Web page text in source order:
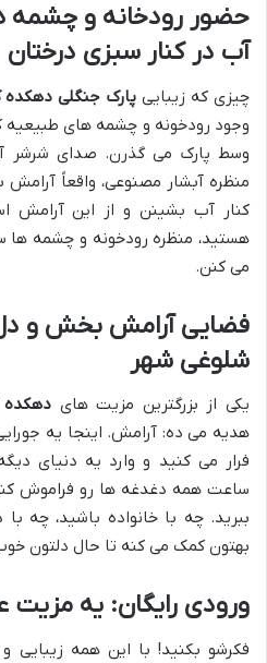
حضور رودخانه و چشمه
آب در کنار سبزی درختان
چیزی که زیبایی پارک جنگلی
وجود رودخونه و چشمه های طبیعیه
وسط پارک می گذرن. صدای شرشر
منظره آبشار مصنوعی، واقعاً
کنار آب بشینن و از این آرامش
هستید، منظره رودخونه و چشمه ها
می کنن.
فضایی آرامش بخش و دل
شلوغی شهر
یکی از بزرگترین مزیت های
هدیه می ده: آرامش. اینجا یه
فرار می کنید و وارد یه دنیای
ساعت همه دغدغه ها رو فراموش
ببرید. چه با خانواده باشید، چه
بهتون کمک می کنه تا حال دلتون
ورودی رایگان: یه مزیت
فکرشو بکنید! با این همه زیبایی و